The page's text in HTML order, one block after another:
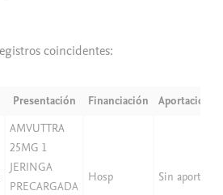
coincidentes:
Presentación Financiación Aportación
AMVUTTRA
25MG 1
JERINGA
PRECARGADA
Hosp Sin aport